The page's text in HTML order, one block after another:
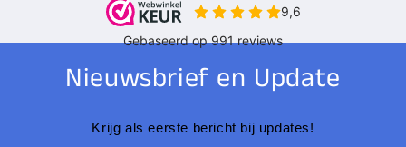
Nieuwsbrief en Update
Krijg als eerste bericht bij updates!